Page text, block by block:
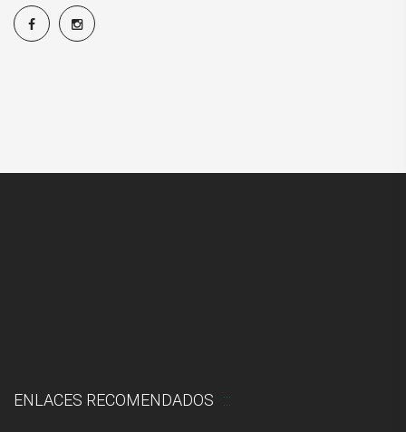
ENLACES RECOMENDADOS